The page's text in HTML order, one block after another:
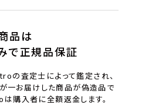
品は
で正規品保証
の査定士によって鑑定され、
一お届けした商品が偽造品で
購入者に全額返金します。